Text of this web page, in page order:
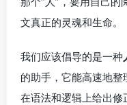
文真正的灵魂和生命。
我们应该倡导的是一种
的助手，它能高速地
在语法和逻辑上给出